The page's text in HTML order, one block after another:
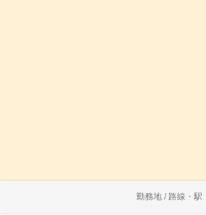
勤務地 / 路線・駅